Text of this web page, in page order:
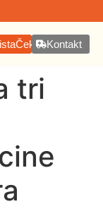
Kontakt
tri